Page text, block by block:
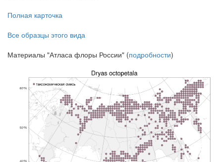
Полная карточка
Все образцы этого вида
Материалы "Атласа флоры России" (подробности)